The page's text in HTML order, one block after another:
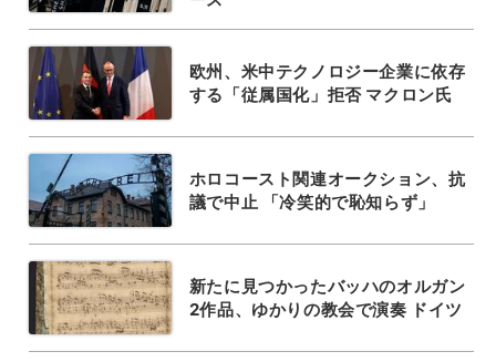
欧州、米中テクノロジー企業に依存
する「従属国化」拒否 マクロン氏
ホロコースト関連オークション、抗
議で中止 「冷笑的で恥知らず」
新たに見つかったバッハのオルガン
2作品、ゆかりの教会で演奏 ドイツ